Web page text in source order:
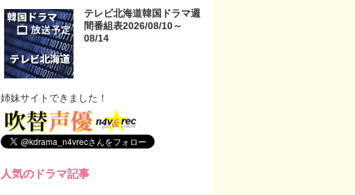
テレビ北海道韓国ドラマ週
間番組表2026/08/10～
08/14
姉妹サイトできました！
人気のドラマ記事